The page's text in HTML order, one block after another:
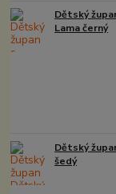
Dětský
Lama černý
Dětský
šedý